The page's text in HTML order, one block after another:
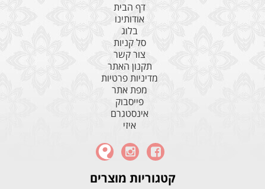
דף הבית
אודותינו
בלוג
סל קניות
צור קשר
תקנון האתר
מדיניות פרטיות
מפת אתר
פייסבוק
אינסטגרם
איזי
קטגוריות מוצרים